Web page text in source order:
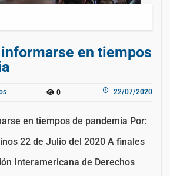
en tiempos
0 22/07/2020
en tiempos de pandemia Por:
22 de Julio del 2020 A finales
Interamericana de Derechos